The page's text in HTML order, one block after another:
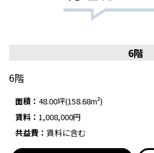
6階
6階
面積： 48.00坪(158.68m²)
賃料： 1,008,000円
共益費： 賃料に含む